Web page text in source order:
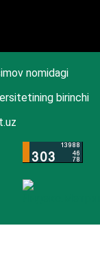
nomidagi
birinchi